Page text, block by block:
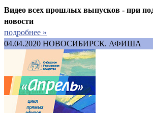
Видео всех прошлых выпусков - при
новости
подробнее »
04.04.2020 НОВОСИБИРСК. АФИША